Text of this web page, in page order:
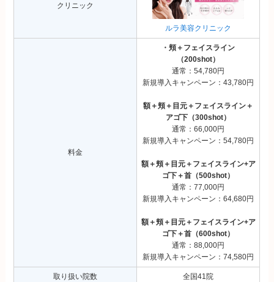
クリニック
ルラ美容クリニック
料金
・頬＋フェイスライン
（200shot）
通常：54,780円
新規導入キャンペーン：43,780円
額＋頬＋目元＋フェイスライン＋
アゴ下（300shot）
通常：66,000円
新規導入キャンペーン：54,780円
額＋頬＋目元＋フェイスライン+ア
ゴ下＋首（500shot）
通常：77,000円
新規導入キャンペーン：64,680円
額＋頬＋目元＋フェイスライン+ア
ゴ下＋首（600shot）
通常：88,000円
新規導入キャンペーン：74,580円
取り扱い院数 全国41院